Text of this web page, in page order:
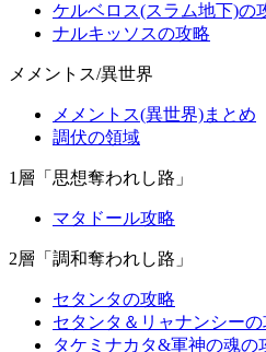
ケルベロス(スラム地下)の
ナルキッソスの攻略
メメントス/異世界
メメントス(異世界)まとめ
調伏の領域
1層「思想奪われし路」
マタドール攻略
2層「調和奪われし路」
セタンタの攻略
セタンタ＆リャナンシーの
タケミナカタ&軍神の魂の